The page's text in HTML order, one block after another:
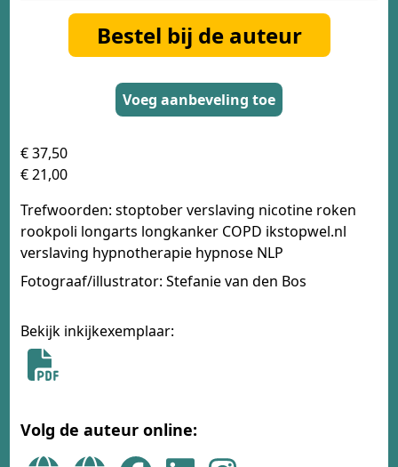
Bestel bij de auteur
Voeg aanbeveling toe
€ 37,50
€ 21,00
Trefwoorden: stoptober verslaving nicotine roken
rookpoli longarts longkanker COPD ikstopwel.nl
verslaving hypnotherapie hypnose NLP
Fotograaf/illustrator: Stefanie van den Bos
Bekijk inkijkexemplaar:
Volg de auteur online: